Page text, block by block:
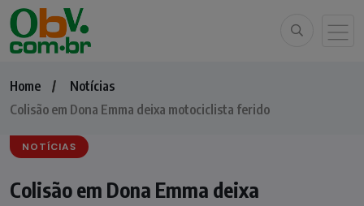
Home
Notícias
Colisão em Dona Emma deixa motociclista ferido
NOTÍCIAS
Colisão em Dona Emma deixa